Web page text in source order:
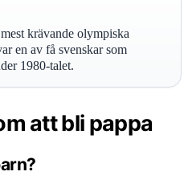
krävande olympiska
en av få svenskar som
1980-talet.
att bli pappa